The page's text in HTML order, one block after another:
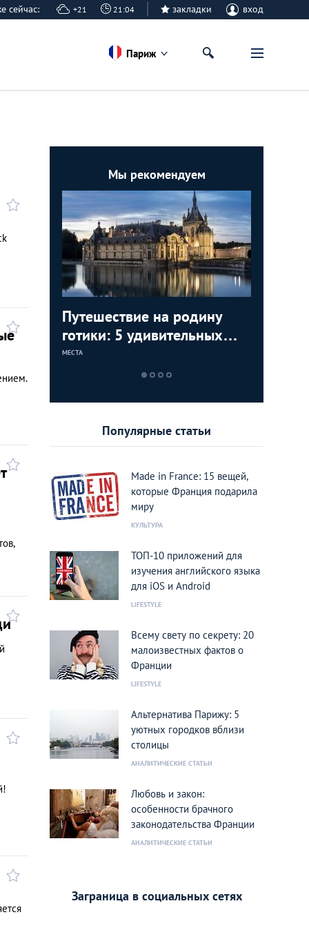
сейчас: +21 21:04 закладки вход
Париж
Мы рекомендуем
Путешествие на родину
готики: 5 удивительных
уголков Пикардии
МЕСТА
5
Популярные статьи
Made in France: 15 вещей,
которые Франция подарила
миру
КУЛЬТУРА
ТОП-10 приложений для
изучения английского языка
для iOS и Android
LIFESTYLE
Всему свету по секрету: 20
малоизвестных фактов о
Франции
LIFESTYLE
Альтернатива Парижу: 5
уютных городков вблизи
столицы
АНАЛИТИЧЕСКИЕ СТАТЬИ
Любовь и закон:
особенности брачного
законодательства Франции
АНАЛИТИЧЕСКИЕ СТАТЬИ
Заграница в социальных сетях